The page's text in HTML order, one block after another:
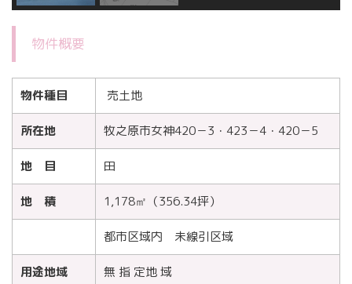
物件概要
物件種目 売土地
所在地 牧之原市女神420－3・423－4・420－5
地 目 田
地 積 1,178㎡（356.34坪）
都市区域内 未線引区域
用途地域 無 指 定地 域